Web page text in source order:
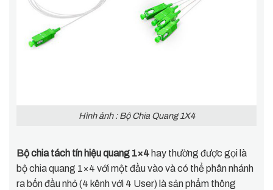
Hình ảnh : Bộ Chia Quang 1X4
Bộ chia tách tín hiệu quang 1×4 hay thường được gọi là
bộ chia quang 1×4 với một đầu vào và có thể phân nhánh
ra bốn đầu nhỏ (4 kênh với 4 User) là sản phẩm thông